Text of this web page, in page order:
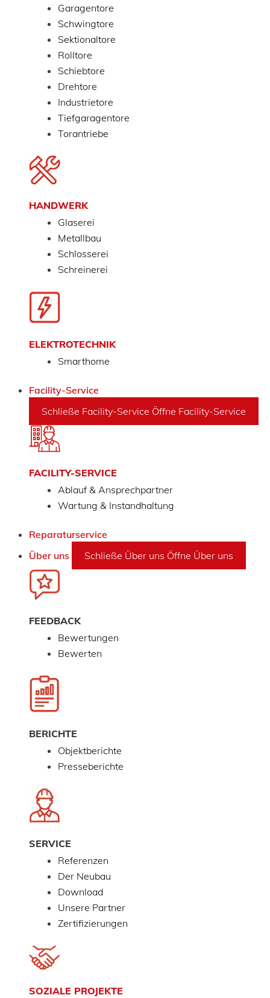
Garagentore
Schwingtore
Sektionaltore
Rolltore
Schiebtore
Drehtore
Industrietore
Tiefgaragentore
Torantriebe
HANDWERK
Glaserei
Metallbau
Schlosserei
Schreinerei
ELEKTROTECHNIK
Smarthome
Facility-Service
Schließe Facility-Service Öffne Facility-Service
FACILITY-SERVICE
Ablauf & Ansprechpartner
Wartung & Instandhaltung
Reparaturservice
Über uns
Schließe Über uns Öffne Über uns
FEEDBACK
Bewertungen
Bewerten
BERICHTE
Objektberichte
Presseberichte
SERVICE
Referenzen
Der Neubau
Download
Unsere Partner
Zertifizierungen
SOZIALE PROJEKTE